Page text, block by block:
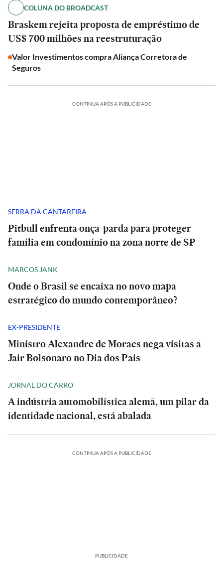
COLUNA DO BROADCAST
Braskem rejeita proposta de empréstimo de
US$ 700 milhões na reestruturação
Valor Investimentos compra Aliança Corretora de
Seguros
CONTINUA APÓS A PUBLICIDADE
SERRA DA CANTAREIRA
Pitbull enfrenta onça-parda para proteger
família em condomínio na zona norte de SP
MARCOS JANK
Onde o Brasil se encaixa no novo mapa
estratégico do mundo contemporâneo?
EX-PRESIDENTE
Ministro Alexandre de Moraes nega visitas a
Jair Bolsonaro no Dia dos Pais
JORNAL DO CARRO
A indústria automobilística alemã, um pilar da
identidade nacional, está abalada
CONTINUA APÓS A PUBLICIDADE
PUBLICIDADE